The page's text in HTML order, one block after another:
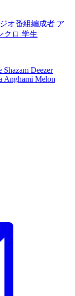
オ番組編成者 ア
クロ 学生
Shazam Deezer
Anghami Melon